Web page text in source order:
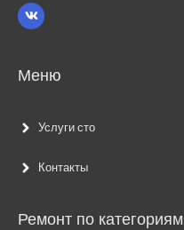
Меню
Услуги сто
Контакты
Ремонт по категориям